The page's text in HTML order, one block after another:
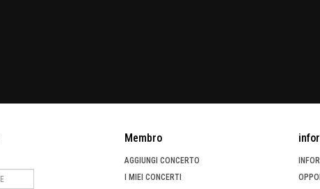
Membro
AGGIUNGI CONCERTO
I MIEI CONCERTI